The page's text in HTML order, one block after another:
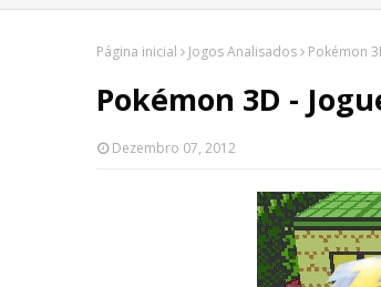
Página inicial Jogos Analisados Pokémon
Pokémon 3D -
Dezembro 07, 2012